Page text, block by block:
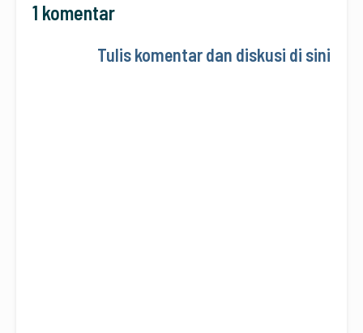
1 komentar
Tulis komentar dan diskusi di sini